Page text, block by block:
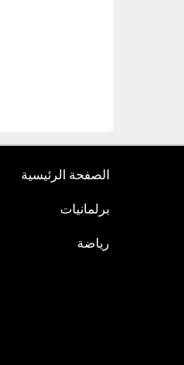
الصفحة الرئيسية
برلمانيات
رياضة